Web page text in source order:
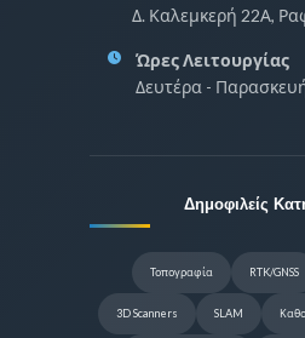
Δ. Καλεμκερή 22Α,
Ώρες Λειτουργίας
Δευτέρα -
Δημοφιλείς
Τοπογραφία RTK/GNSS
3D Scanners SLAM